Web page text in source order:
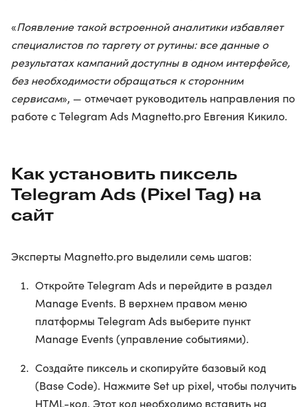
«Появление такой встроенной аналитики избавляет
специалистов по таргету от рутины: все данные о
результатах кампаний доступны в одном интерфейсе,
без необходимости обращаться к сторонним
сервисам», — отмечает руководитель направления по
работе с Telegram Ads Magnetto.pro Евгения Кикило.
Как установить пиксель
Telegram Ads (Pixel Tag) на
сайт
Эксперты Magnetto.pro выделили семь шагов:
Откройте Telegram Ads и перейдите в раздел
Manage Events. В верхнем правом меню
платформы Telegram Ads выберите пункт
Manage Events (управление событиями).
Создайте пиксель и скопируйте базовый код
(Base Code). Нажмите Set up pixel, чтобы получить
HTML-код. Этот код необходимо вставить на